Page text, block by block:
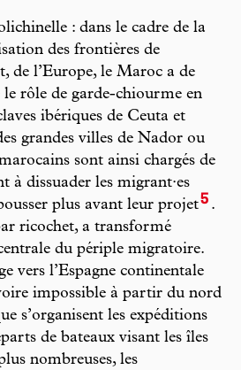
: dans le cadre de la
des frontières de
de l’Europe, le Maroc a de
le rôle de garde-chiourme en
ibériques de Ceuta et
grandes villes de Nador ou
sont ainsi chargés de
à dissuader les migrant·es
plus avant leur projet5 .
ricochet, a transformé
du périple migratoire.
vers l’Espagne continentale
impossible à partir du nord
s’organisent les expéditions
de bateaux visant les îles
nombreuses, les